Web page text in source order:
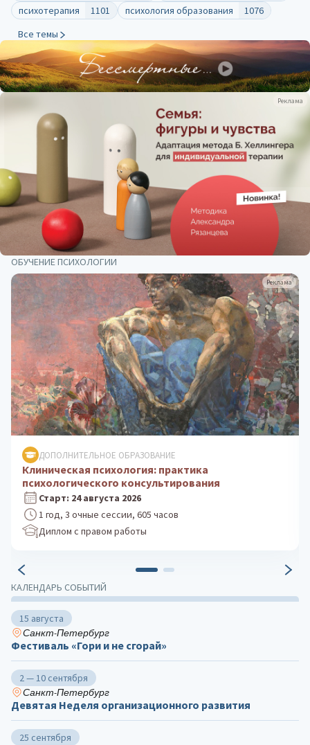
Реклама
психотерапия
1101 психология образования
1076
Все темы
КАЛЕНДАРЬ СОБЫТИЙ
15 августа
Санкт-Петербург
Фестиваль «Гори и не сгорай»
2 — 10 сентября
Санкт-Петербург
Девятая Неделя организационного развития
25 сентября
ОБУЧЕНИЕ ПСИХОЛОГИИ
Реклама
ДОПОЛНИТЕЛЬНОЕ ОБРАЗОВАНИЕ
Психологическое консультирование: теория и
практика
Старт: 5 октября 2026
1 год, 3 очные сессии, 605 часов
Диплом с правом работы